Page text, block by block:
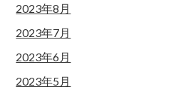
2023年8月
2023年7月
2023年6月
2023年5月